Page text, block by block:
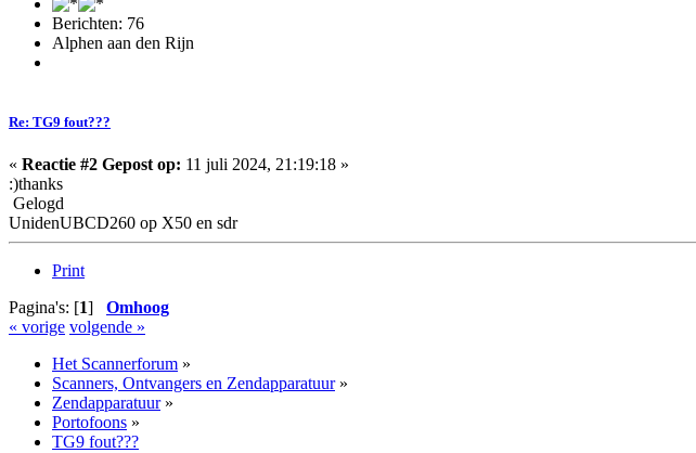
Berichten: 76
Alphen aan den Rijn
Re: TG9 fout???
« Reactie #2 Gepost op: 11 juli 2024, 21:19:18 »
:)thanks
Gelogd
UnidenUBCD260 op X50 en sdr
Print
Pagina's: [1] Omhoog
« vorige volgende »
Het Scannerforum »
Scanners, Ontvangers en Zendapparatuur»
Zendapparatuur»
Portofoons »
TG9 fout???